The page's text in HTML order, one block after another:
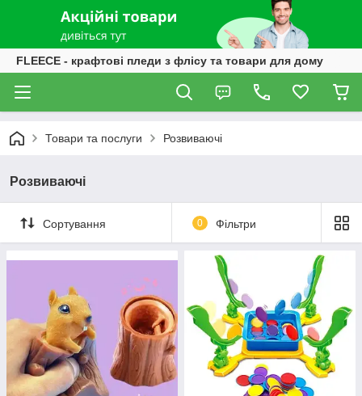
FLEECE - крафтові пледи з флісу та товари для дому
Товари та послуги Розвиваючі
Розвиваючі
Сортування 0 Фільтри